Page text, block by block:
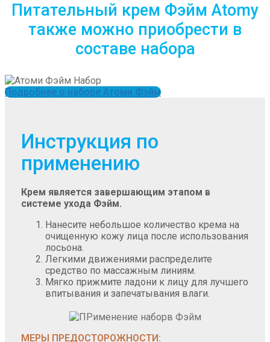
Питательный крем Фэйм Atomy
также можно приобрести в
составе набора
Подробнее о наборе Атоми Фэйм
Инструкция по
применению
Крем является завершающим этапом в
системе ухода Фэйм.
Нанесите небольшое количество крема на
очищенную кожу лица после использования
лосьона.
Легкими движениями распределите
средство по массажным линиям.
Мягко прижмите ладони к лицу для лучшего
впитывания и запечатывания влаги.
МЕРЫ ПРЕДОСТОРОЖНОСТИ: